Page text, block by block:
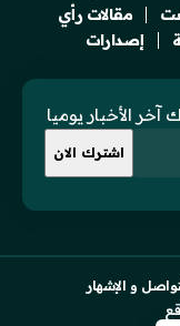
مقالات رأي
إصدارات
الأخبار يوميا
و الإشهار